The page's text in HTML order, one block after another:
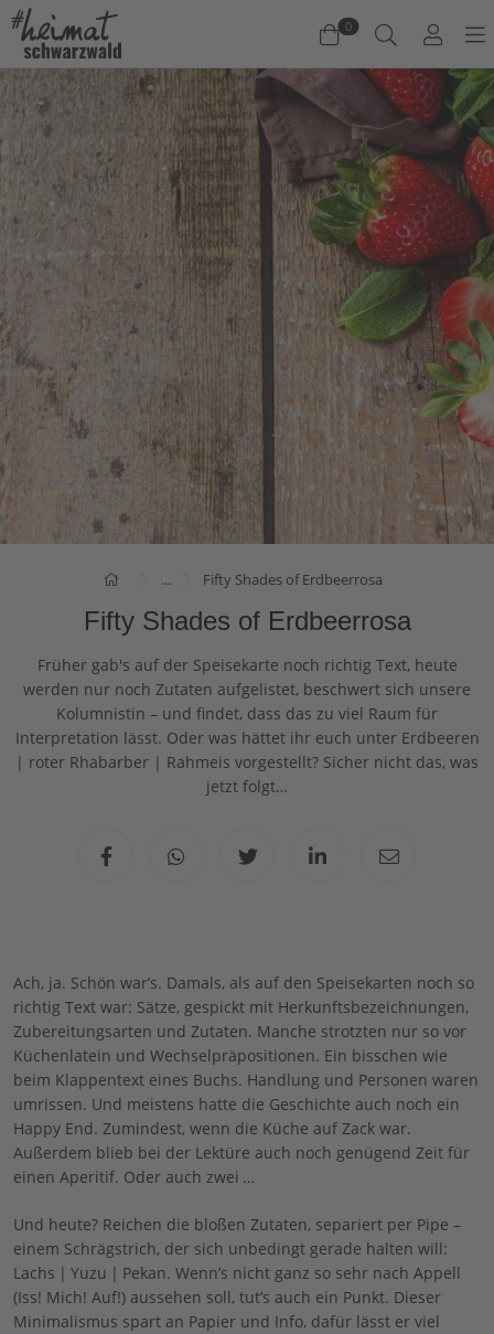
0
Warenkorb
Es befinden sich keine Produkte im Warenkorb.
Jetzt einkaufen
... Fifty Shades of Erdbeerrosa
Fifty Shades of Erdbeerrosa
Früher gab's auf der Speisekarte noch richtig Text, heute
werden nur noch Zutaten aufgelistet, beschwert sich unsere
Kolumnistin – und findet, dass das zu viel Raum für
Interpretation lässt. Oder was hättet ihr euch unter Erdbeeren
| roter Rhabarber | Rahmeis vorgestellt? Sicher nicht das, was
jetzt folgt…
Ach, ja. Schön war’s. Damals, als auf den Speisekarten noch so
richtig Text war: Sätze, gespickt mit Herkunftsbezeichnungen,
Zubereitungsarten und Zutaten. Manche strotzten nur so vor
Küchenlatein und Wechselpräpositionen. Ein bisschen wie
beim Klappentext eines Buchs. Handlung und Personen waren
umrissen. Und meistens hatte die Geschichte auch noch ein
Happy End. Zumindest, wenn die Küche auf Zack war.
Außerdem blieb bei der Lektüre auch noch genügend Zeit für
einen Aperitif. Oder auch zwei …
Und heute? Reichen die bloßen Zutaten, separiert per Pipe –
einem Schrägstrich, der sich unbedingt gerade halten will:
Lachs | Yuzu | Pekan. Wenn’s nicht ganz so sehr nach Appell
(Iss! Mich! Auf!) aussehen soll, tut’s auch ein Punkt. Dieser
Minimalismus spart an Papier und Info, dafür lässt er viel